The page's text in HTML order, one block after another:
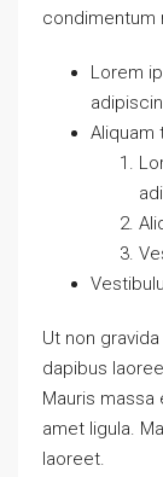
condimentum
Lorem
Aliquam
Ut non
dapibus
Mauris
amet ligula.
laoreet.